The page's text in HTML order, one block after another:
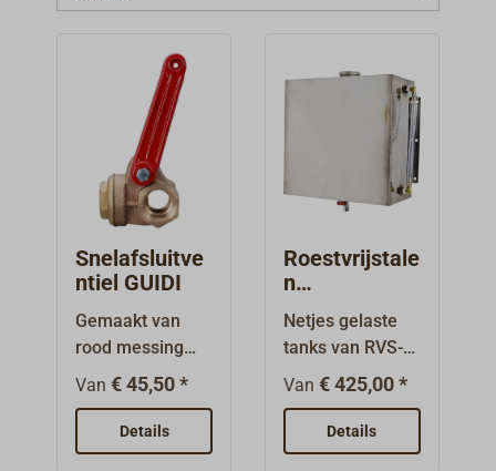
Snelafsluitve
ntiel GUIDI
Gemaakt van
rood messing
(Rg7). Benodigd
voor afsluiting
op afstand,
bijvoorbeeld van
Van€ 45,50 *
Details
Roestvrijstale
n
brandstoftan
ks met
niveaumeter
Netjes gelaste
tanks van RVS-
plaat met
zichtbuis.Comple
et met zichtbuis
voor
Van € 425,00 *
Details